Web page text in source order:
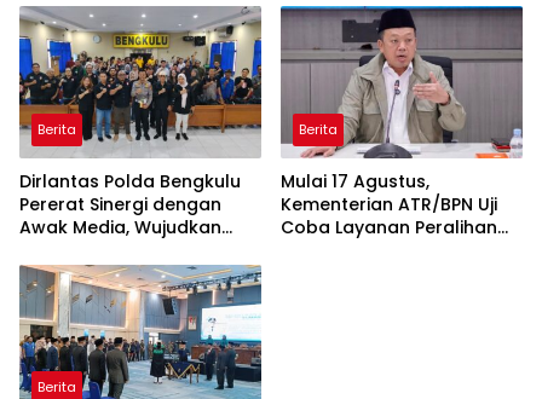
Rakyat Kabupaten Kaur
kepada Pemenang Lelang
Berita
Dirlantas Polda Bengkulu
Pererat Sinergi dengan
Awak Media, Wujudkan
dan Berkualitas
Berita
Mulai 17 Agustus,
Kementerian ATR/BPN Uji
Coba Layanan Peralihan
Berita